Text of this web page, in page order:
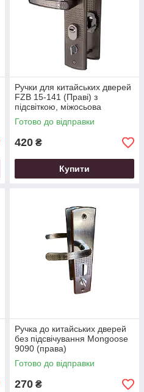
Ручки для китайських дверей
FZB 15-141 (Праві) з
підсвіткою, міжосьова
відстань 68 мм
Готово до відправки
420 ₴
Купити
Ручка до китайських дверей
без підсвічування Mongoose
9090 (права)
Готово до відправки
270 ₴